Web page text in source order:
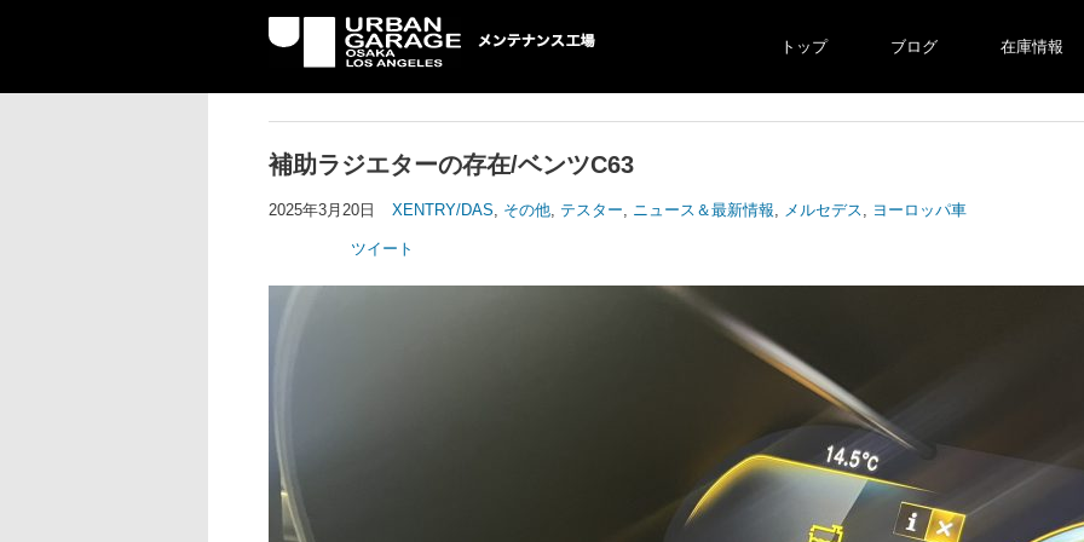
UG メンテナンス工場
トップ ブログ 在庫情報
補助ラジエターの存在/ベンツC63
2025年3月20日 XENTRY/DAS, その他, テスター, ニュース＆最新情報, メルセデス, ヨーロッパ車
ツイート